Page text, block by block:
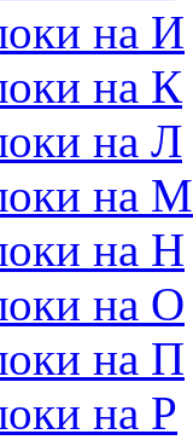
на И
на К
на Л
на М
на Н
на О
на П
на Р